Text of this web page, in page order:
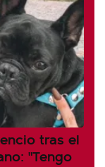
tras el
"Tengo